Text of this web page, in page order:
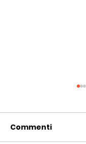
Commenti